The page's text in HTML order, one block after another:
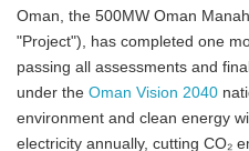
Oman, the 500MW Oman
"Project"), has completed one
passing all assessments and
under the Oman Vision 2040
environment and clean energy
electricity annually, cutting CO₂